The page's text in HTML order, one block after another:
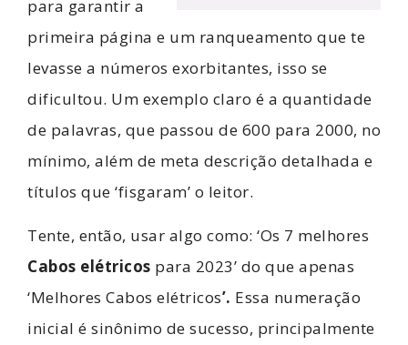
para garantir a
primeira página e um ranqueamento que te
levasse a números exorbitantes, isso se
dificultou. Um exemplo claro é a quantidade
de palavras, que passou de 600 para 2000, no
mínimo, além de meta descrição detalhada e
títulos que ‘fisgaram’ o leitor.
Tente, então, usar algo como: ‘Os 7 melhores
Cabos elétricos para 2023’ do que apenas
‘Melhores Cabos elétricos’. Essa numeração
inicial é sinônimo de sucesso, principalmente